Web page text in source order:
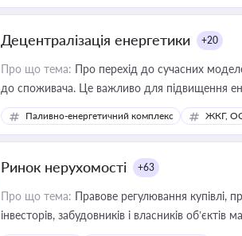
Децентралізація енергетики +20
Про що тема: Про перехід до сучасних
до споживача. Це важливо для підвищення
стимулювання розвитку відновлюваних
Паливно-енергетичний комплекс ЖКГ,
Ринок нерухомості +63
Про що тема: Правове регулювання купівлі,
інвесторів, забудовників і власників об’єктів